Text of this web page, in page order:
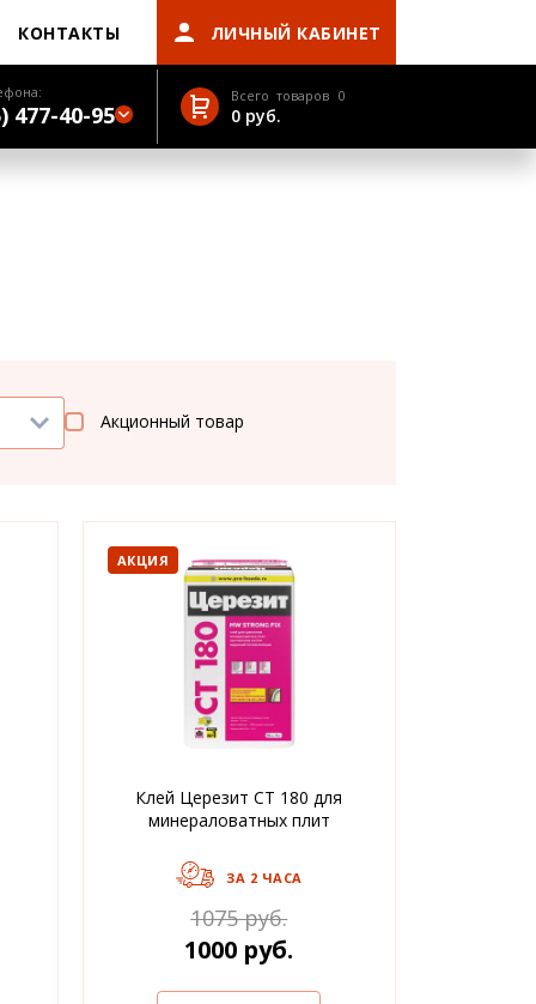
КОНТАКТЫ ЛИЧНЫЙ КАБИНЕТ
477-40-95
Всего товаров 0
0 руб.
Акционный товар
АКЦИЯ
Клей Церезит CT 180 для
минераловатных плит
ЗА 2 ЧАСА
1075 руб.
1000 руб.